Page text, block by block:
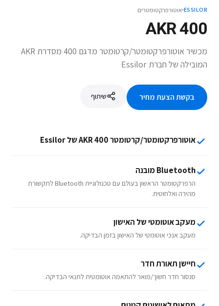
ESSILOR אוטורפרקטומטרים
AKR 400
מכשיר אוטורפרקטומטר/קרטומטר מדגם 400 מסדרת AKR
המובילה של חברת Essilor
בקשת הצעת מחיר שיתוף
אוטורפרקטומטר/קרטומטר AKR 400 של Essilor
Bluetooth מובנה
הרפרקטומטר הראשון בעולם עם טכנולוגיית Bluetooth לתקשורת
מהירה ואלחוטית.
מעקב אוטומטי של האישון
מעקב אנכי אוטומטי של האישון בזמן הבדיקה.
חיישן תאורת חדר
סנסור חדר חשוך/מואר להתאמה אוטומטית לתנאי הבדיקה.